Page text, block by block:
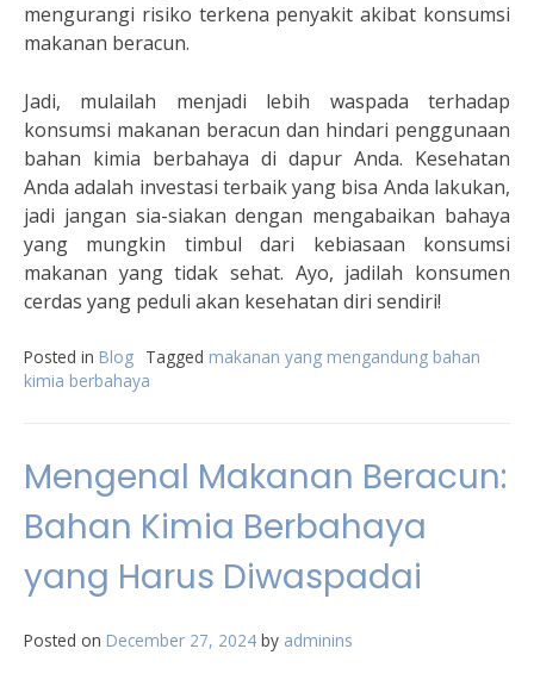
mengurangi risiko terkena penyakit akibat konsumsi
makanan beracun.
Jadi, mulailah menjadi lebih waspada terhadap
konsumsi makanan beracun dan hindari penggunaan
bahan kimia berbahaya di dapur Anda. Kesehatan
Anda adalah investasi terbaik yang bisa Anda lakukan,
jadi jangan sia-siakan dengan mengabaikan bahaya
yang mungkin timbul dari kebiasaan konsumsi
makanan yang tidak sehat. Ayo, jadilah konsumen
cerdas yang peduli akan kesehatan diri sendiri!
Posted in Blog Tagged makanan yang mengandung bahan
kimia berbahaya
Mengenal Makanan Beracun:
Bahan Kimia Berbahaya
yang Harus Diwaspadai
Posted on December 27, 2024 by adminins